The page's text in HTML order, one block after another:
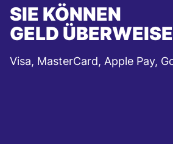
SIE KÖNNEN
GELD
Visa, MasterCard, Apple Pay,